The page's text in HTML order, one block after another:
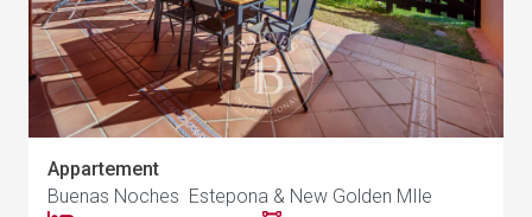
Appartement
Buenas Noches Estepona & New Golden MIle